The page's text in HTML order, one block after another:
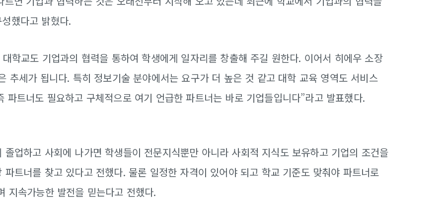
했다고 밝혔다.
학교도 기업과의 협력을 통하여 학생에게 일자리를 창출해 주길 원한다. 이어서 히에우 소장
추세가 됩니다. 특히 정보기술 분야에서는 요구가 더 높은 것 같고 대학 교육 영역도 서비스
트너도 필요하고 구체적으로 여기 언급한 파트너는 바로 기업들입니다”라고 발표했다.
업하고 사회에 나가면 학생들이 전문지식뿐만 아니라 사회적 지식도 보유하고 기업의 조건을
트너를 찾고 있다고 전했다. 물론 일정한 자격이 있어야 되고 학교 기준도 맞춰야 파트너로
지속가능한 발전을 믿는다고 전했다.